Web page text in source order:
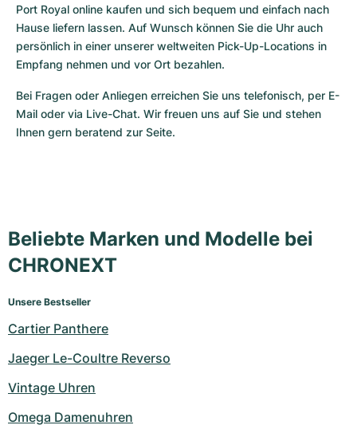
Port Royal online kaufen und sich bequem und einfach nach
Hause liefern lassen. Auf Wunsch können Sie die Uhr auch
persönlich in einer unserer weltweiten Pick-Up-Locations in
Empfang nehmen und vor Ort bezahlen.
Bei Fragen oder Anliegen erreichen Sie uns telefonisch, per E-
Mail oder via Live-Chat. Wir freuen uns auf Sie und stehen
Ihnen gern beratend zur Seite.
Beliebte Marken und Modelle bei
CHRONEXT
Unsere Bestseller
Cartier Panthere
Jaeger Le-Coultre Reverso
Vintage Uhren
Omega Damenuhren